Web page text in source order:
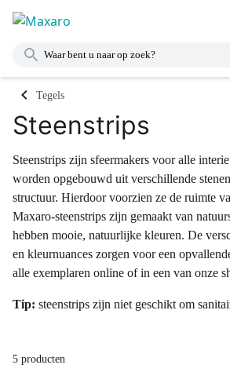
Tegels
Steenstrips
Steenstrips zijn sfeermakers voor alle
worden opgebouwd uit verschillende
structuur. Hierdoor voorzien ze de ruimte
Maxaro-steenstrips zijn gemaakt van
hebben mooie, natuurlijke kleuren. De
en kleurnuances zorgen voor een
alle exemplaren online of in een van onze
Tip: steenstrips zijn niet geschikt om
5 producten